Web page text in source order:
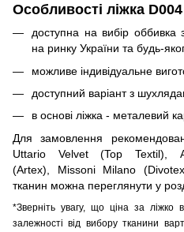
Особливості ліжка D004
доступна на вибір оббивка
на ринку України та будь-
можливе індивідуальне
доступний варіант з
в основі ліжка - металевий
Для замовлення
Uttario Velvet (Top Textil),
(Artex), Missoni Milano
тканин можна переглянути у
*Зверніть увагу, що ціна за ліжко
залежності від вибору тканини